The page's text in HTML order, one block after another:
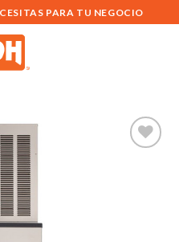
PARA TU NEGOCIO